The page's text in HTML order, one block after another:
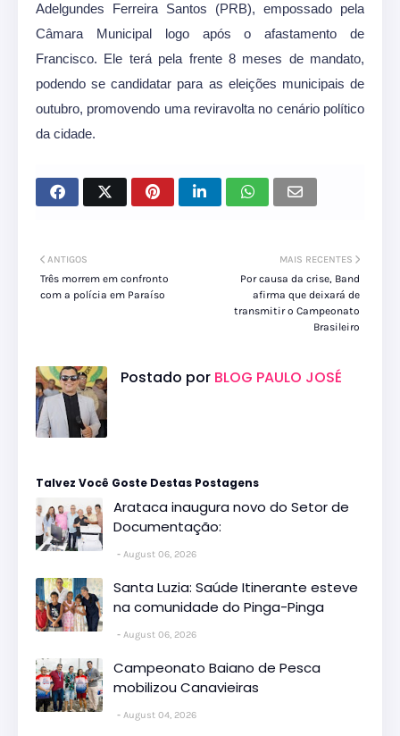
Adelgundes Ferreira Santos (PRB), empossado pela
Câmara Municipal logo após o afastamento de
Francisco. Ele terá pela frente 8 meses de mandato,
podendo se candidatar para as eleições municipais de
outubro, promovendo uma reviravolta no cenário político
da cidade.
MAIS RECENTES
Por causa da crise, Band
afirma que deixará de
transmitir o Campeonato
Brasileiro
ANTIGOS
Três morrem em confronto
com a polícia em Paraíso
Postado por BLOG PAULO JOSÉ
Talvez Você Goste Destas Postagens
Arataca inaugura novo do Setor de
Documentação:
August 06, 2026
Santa Luzia: Saúde Itinerante esteve
na comunidade do Pinga-Pinga
August 06, 2026
Campeonato Baiano de Pesca
mobilizou Canavieiras
August 04, 2026